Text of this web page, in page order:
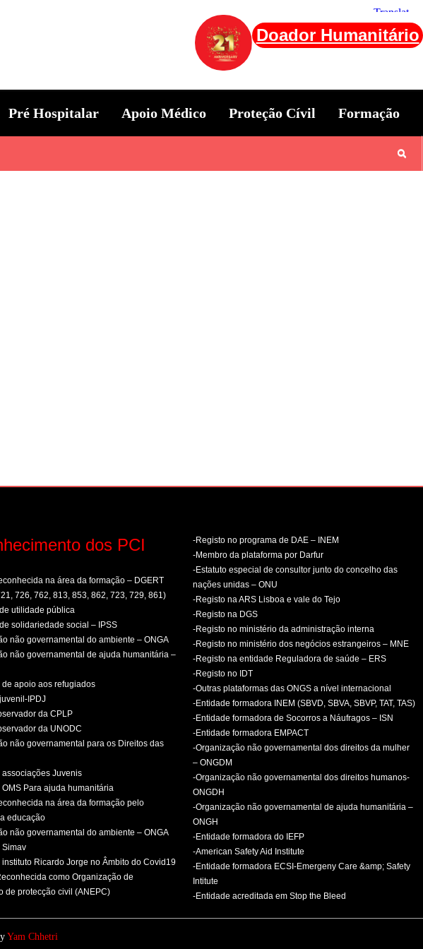
Doador Humanitário
Pré Hospitalar Apoio Médico Proteção Cívil Formação
dos PCI
na área da formação – DGERT
726, 762, 813, 853, 862, 723, 729, 861)
utilidade pública
solidariedade social – IPSS
não governamental do ambiente – ONGA
não governamental de ajuda humanitária –
de apoio aos refugiados
IPDJ
da CPLP
da UNODC
não governamental para os Direitos das
Juvenis
Para ajuda humanitária
na área da formação pelo
educação
não governamental do ambiente – ONGA
Simav
Ricardo Jorge no Âmbito do Covid19
como Organização de
de protecção civil (ANEPC)
-Registo no programa de DAE – INEM
-Membro da plataforma por Darfur
-Estatuto especial de consultor junto do concelho das
nações unidas – ONU
-Registo na ARS Lisboa e vale do Tejo
-Registo na DGS
-Registo no ministério da administração interna
-Registo no ministério dos negócios estrangeiros – MNE
-Registo na entidade Reguladora de saúde – ERS
-Registo no IDT
-Outras plataformas das ONGS a nível internacional
-Entidade formadora INEM (SBVD, SBVA, SBVP, TAT, TAS)
-Entidade formadora de Socorros a Náufragos – ISN
-Entidade formadora EMPACT
-Organização não governamental dos direitos da mulher
– ONGDM
-Organização não governamental dos direitos humanos-
ONGDH
-Organização não governamental de ajuda humanitária –
ONGH
-Entidade formadora do IEFP
-American Safety Aid Institute
-Entidade formadora ECSI-Emergeny Care &amp; Safety
Intitute
-Entidade acreditada em Stop the Bleed
Yam Chhetri